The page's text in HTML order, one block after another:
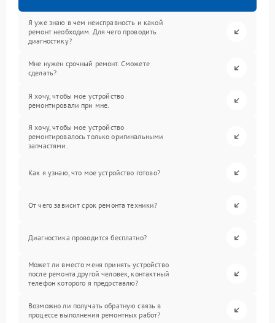
Я уже знаю в чем неисправность и какой
ремонт необходим. Для чего проводить
диагностику?
Мне нужен срочный ремонт. Сможете
сделать?
Я хочу, чтобы мое устройство
ремонтировали при мне.
Я хочу, чтобы мое устройство
ремонтировалось только оригинальными
запчастями.
Как я узнаю, что мое устройство готово?
От чего зависит срок ремонта техники?
Диагностика проводится бесплатно?
Может ли вместо меня принять устройство
после ремонта другой человек, контактный
телефон которого я предоставлю?
Возможно ли получать обратную связь в
процессе выполнения ремонтных работ?